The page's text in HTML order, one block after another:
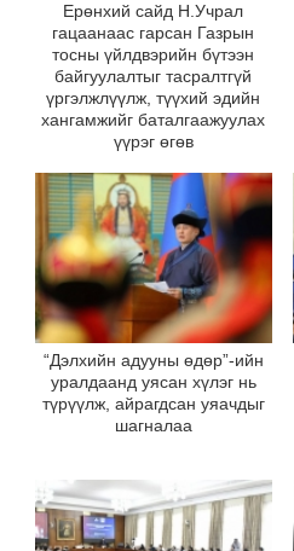
Ерөнхий сайд Н.Учрал
гацаанаас гарсан Газрын
тосны үйлдвэрийн бүтээн
байгуулалтыг тасралтгүй
үргэлжлүүлж, түүхий эдийн
хангамжийг баталгаажуулах
үүрэг өгөв
“Дэлхийн адууны өдөр”-ийн
уралдаанд уясан хүлэг нь
түрүүлж, айрагдсан уяачдыг
шагналаа